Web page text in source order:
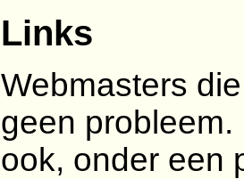
Links
Webmasters
geen
ook, onder een